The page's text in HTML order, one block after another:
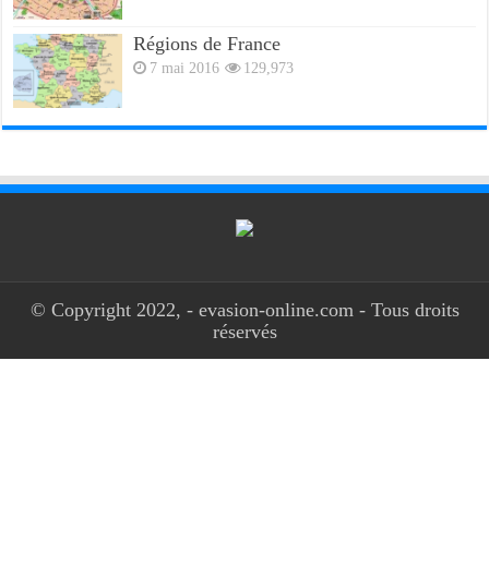
Régions de France
7 mai 2016 129,973
© Copyright 2022, - evasion-online.com - Tous droits
réservés